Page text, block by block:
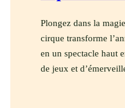
Plongez dans la
cirque transforme
en un spectacle haut
de jeux et